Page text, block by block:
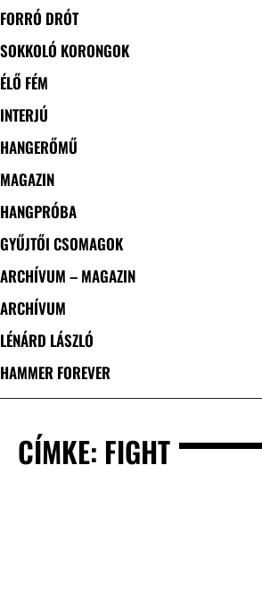
FORRÓ DRÓT
SOKKOLÓ KORONGOK
ÉLŐ FÉM
INTERJÚ
HANGERŐMŰ
MAGAZIN
HANGPRÓBA
GYŰJTŐI CSOMAGOK
ARCHÍVUM – MAGAZIN
ARCHÍVUM
LÉNÁRD LÁSZLÓ
HAMMER FOREVER
CÍMKE: FIGHT